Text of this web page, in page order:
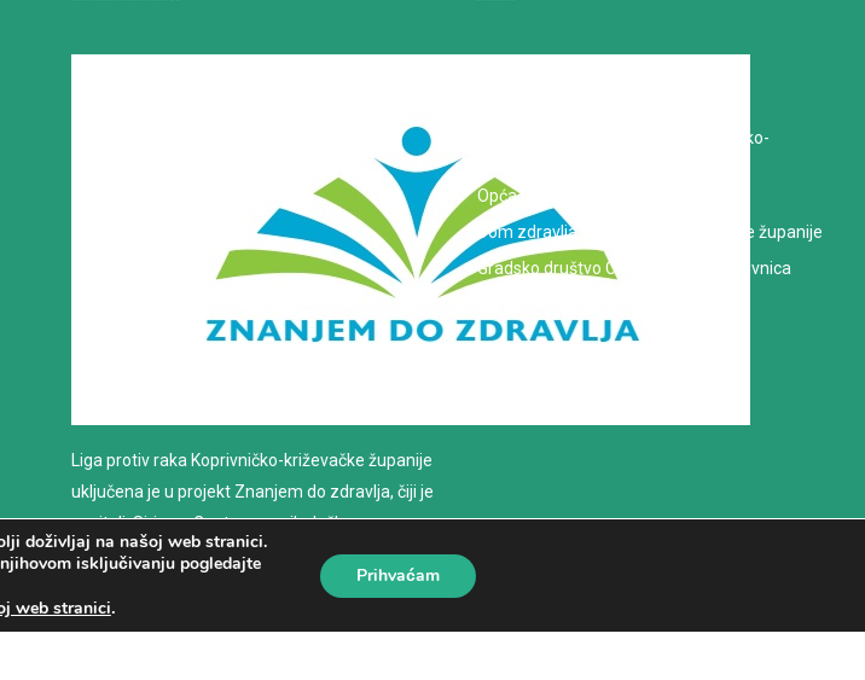
doživljaj na našoj web stranici.
isključivanju pogledajte
web stranici.
Prihvaćam
Liga protiv raka Koprivničko-križevačke županije
uključena je u projekt Znanjem do zdravlja, čiji je
nositelj: Sirius – Centar za psihološko
savjetovanje
PROČITAJ VIŠE
Zavod za javno zdravstvo Koprivničko-
Opća bolnica dr. Tomislav Bardek
Dom zdravlja Koprivničko-križevačke županije
Gradsko društvo Crvenog križa Koprivnica